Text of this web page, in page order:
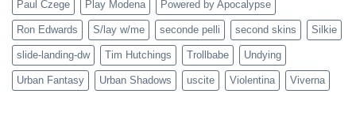
Paul Czege Play Modena Powered by Apocalypse
Ron Edwards S/lay w/me seconde pelli second skins Silkie
slide-landing-dw Tim Hutchings Trollbabe Undying
Urban Fantasy Urban Shadows uscite Violentina Viverna